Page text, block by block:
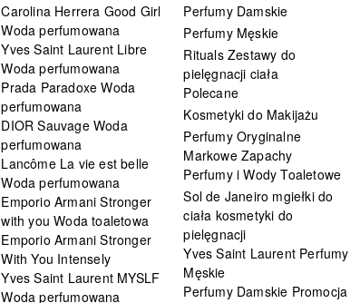
Carolina Herrera Good Girl
Woda perfumowana
Yves Saint Laurent Libre
Woda perfumowana
Prada Paradoxe Woda
perfumowana
DIOR Sauvage Woda
perfumowana
Lancôme La vie est belle
Woda perfumowana
Emporio Armani Stronger
with you Woda toaletowa
Emporio Armani Stronger
With You Intensely
Yves Saint Laurent MYSLF
Woda perfumowana
Perfumy Damskie
Perfumy Męskie
Rituals Zestawy do
pielęgnacji ciała
Polecane
Kosmetyki do Makijażu
Perfumy Oryginalne
Markowe Zapachy
Perfumy i Wody Toaletowe
Sol de Janeiro mgiełki do
ciała kosmetyki do
pielęgnacji
Yves Saint Laurent Perfumy
Męskie
Perfumy Damskie Promocja